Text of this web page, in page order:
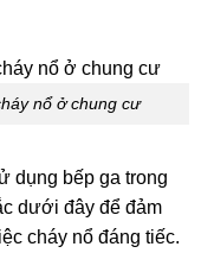
nổ ở chung cư
dụng bếp ga trong
dưới đây để đảm
cháy nổ đáng tiếc.